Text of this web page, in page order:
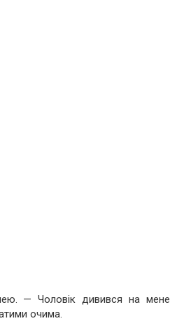
— Чоловік дивився на мене
очима.